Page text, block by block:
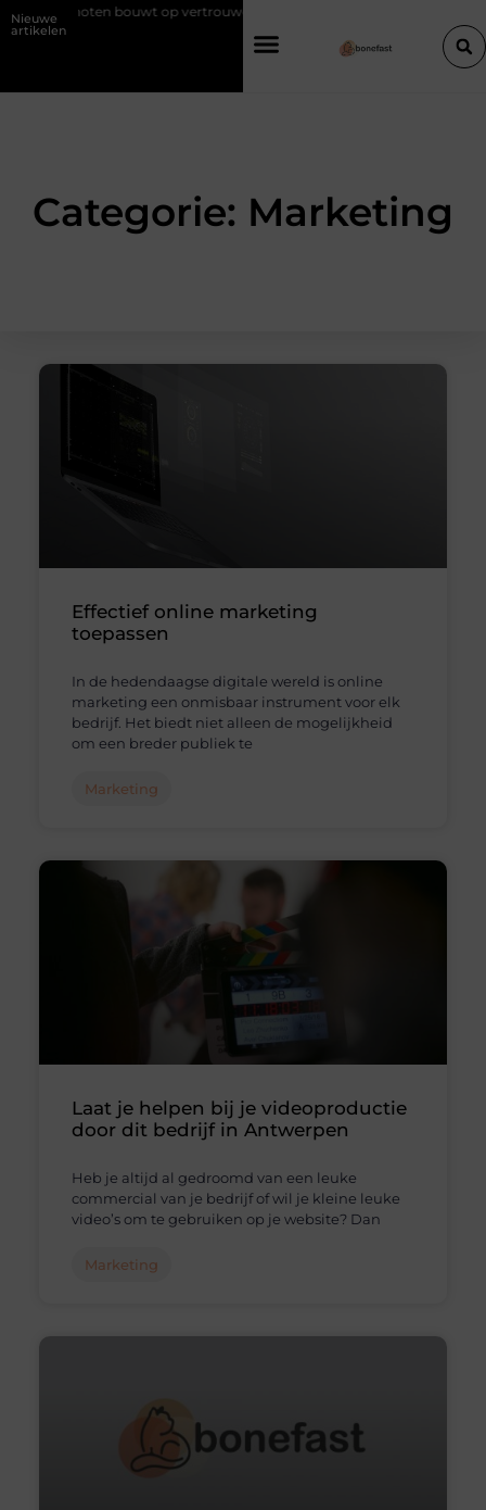
Nieuwe
artikelen
Schoten bouwt op vertrouwen en vakmanschap
Categorie: Marketing
Effectief online marketing
toepassen
In de hedendaagse digitale wereld is online
marketing een onmisbaar instrument voor elk
bedrijf. Het biedt niet alleen de mogelijkheid
om een breder publiek te
Marketing
Laat je helpen bij je videoproductie
door dit bedrijf in Antwerpen
Heb je altijd al gedroomd van een leuke
commercial van je bedrijf of wil je kleine leuke
video’s om te gebruiken op je website? Dan
Marketing